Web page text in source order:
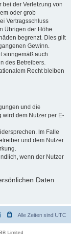
bei der Verletzung von
oder grob
Vertragsschluss
Übrigen der Höhe
begrenzt. Dies gilt
Gewinn.
sinngemäß auch
des Betreibers.
Recht bleiben
und die
wird dem Nutzer per E-
Im Falle
und dem Nutzer
wenn der Nutzer
Daten
Alle Zeiten sind UTC
Limited